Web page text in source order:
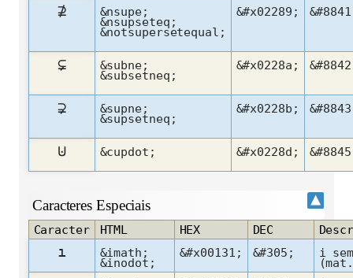
⊉ &nsupe;
&nsupseteq;
&notsupersetequal;
&#x02289;
⊊ &subne;
&subsetneq;
&#x0228a;
⊋ &supne;
&supsetneq;
&#x0228b;
⊍ &cupdot; &#x0228d;
Caracteres Especiais
Caracter HTML HEX DEC
ı &imath;
&inodot;
&#x00131; &#305; i